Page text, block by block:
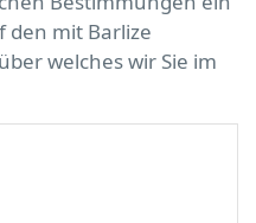
den mit Barlize
welches wir Sie im